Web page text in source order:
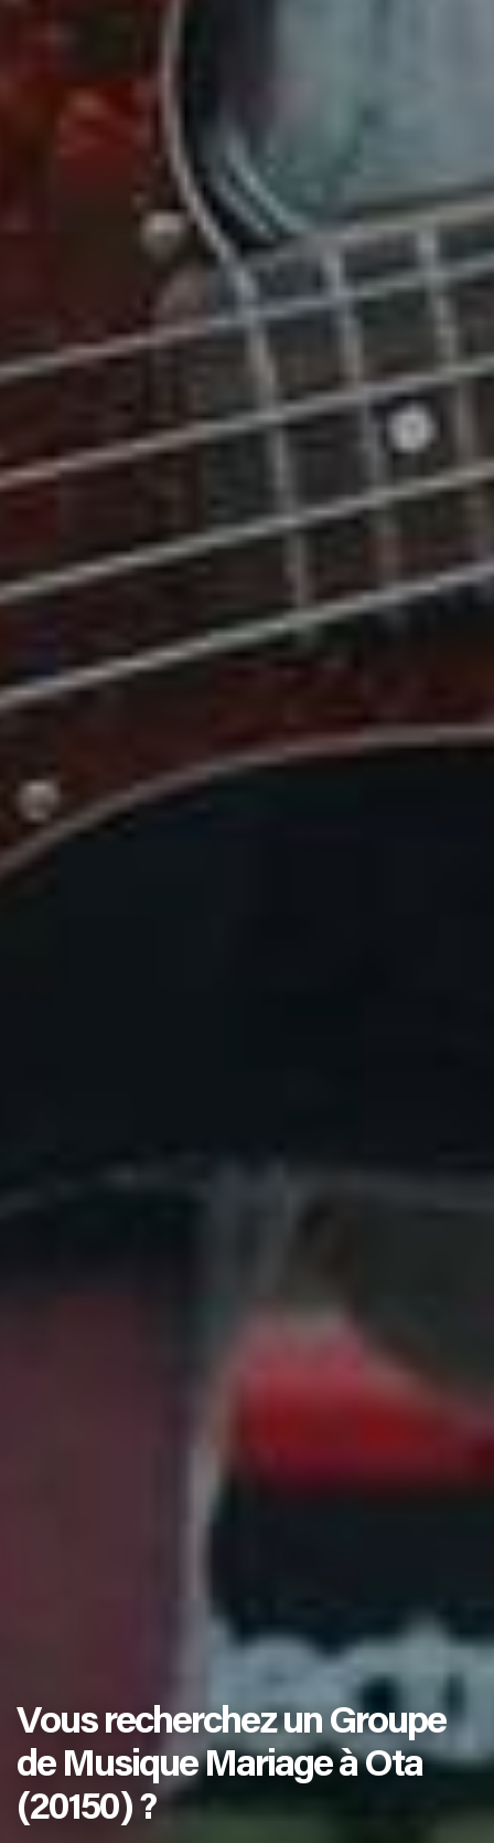
Vous recherchez un Groupe
de Musique Mariage à Ota
(20150) ?